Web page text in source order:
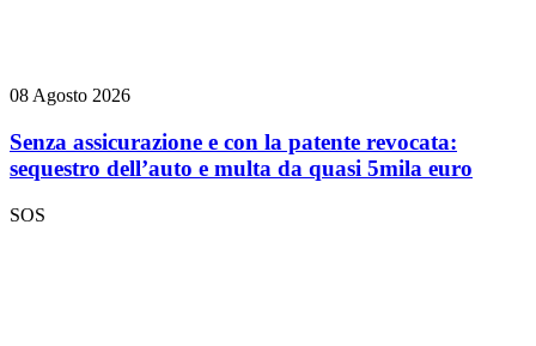
08 Agosto 2026
Senza assicurazione e con la patente revocata:
sequestro dell’auto e multa da quasi 5mila euro
SOS